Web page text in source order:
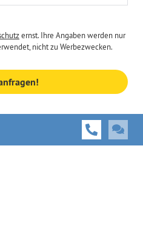
ernst. Ihre Angaben werden nur
nicht zu Werbezwecken.